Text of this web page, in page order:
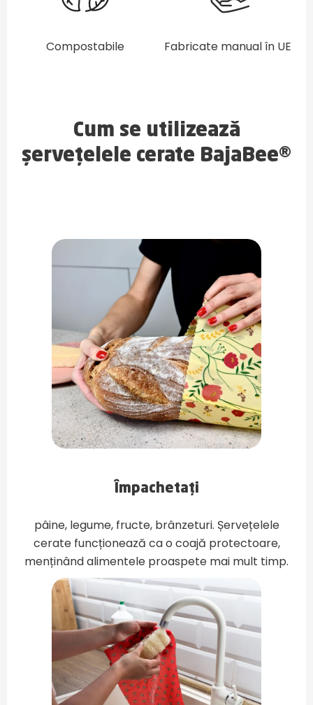
Compostabile Fabricate manual în UE
Cum se utilizează
șervețelele cerate BajaBee®
Împachetați
pâine, legume, fructe, brânzeturi. Șervețelele
cerate funcționează ca o coajă protectoare,
menținând alimentele proaspete mai mult timp.